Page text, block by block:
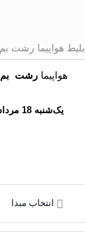
بلیط هواپیما رشت بم
هواپیما رشت بم
یک‌شنبه 18 مرداد
انتخاب مبدا